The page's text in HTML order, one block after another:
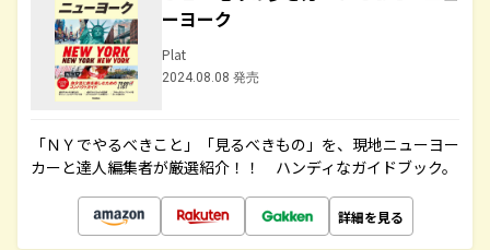
ーヨーク
Plat
2024.08.08 発売
「ＮＹでやるべきこと」「見るべきもの」を、現地ニューヨー
カーと達人編集者が厳選紹介！！ ハンディなガイドブック。
詳細を見る